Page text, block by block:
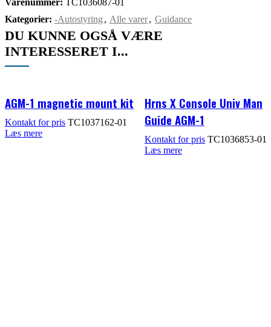
Varenummer: TC1036087-01
Kategorier: -Autostyring , Alle varer, Guidance
DU KUNNE OGSÅ VÆRE
INTERESSERET I...
AGM-1 magnetic mount kit
TC1037162-01
Læs mere
Hrns X Console Univ Man
Guide AGM-1
TC1036853-01
Læs mere